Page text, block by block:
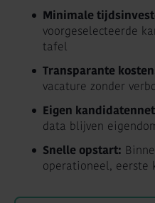
Minimale
voorgeselecteerde
tafel
Transparante
vacature zonder
Eigen
data blijven
Snelle opstart:
operationeel, eerste